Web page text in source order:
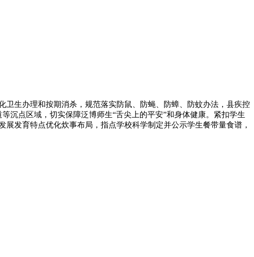
生办理和按期消杀，规范落实防鼠、防蝇、防蟑、防蚊办法，县疾控
沉点区域，切实保障泛博师生“舌尖上的平安”和身体健康。紧扣学生
发育特点优化炊事布局，指点学校科学制定并公示学生餐带量食谱，